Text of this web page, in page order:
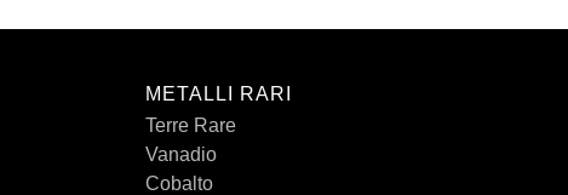
METALLI RARI
Terre Rare
Vanadio
Cobalto